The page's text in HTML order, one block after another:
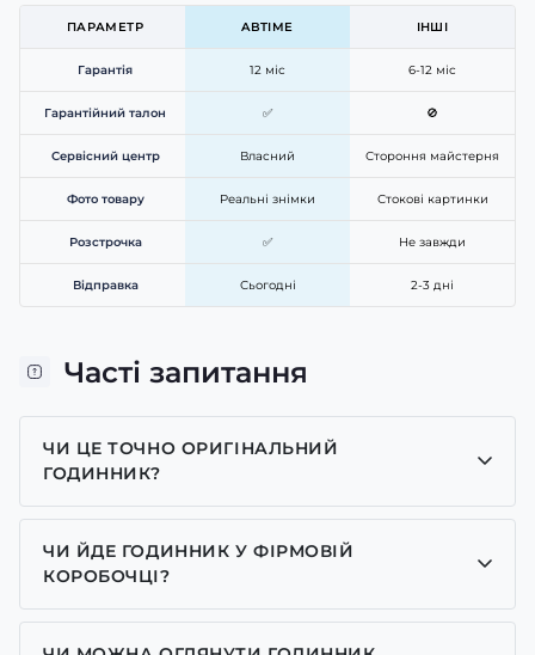
ПАРАМЕТР ABTIME ІНШІ
Гарантія 12 міс 6-12 міс
Гарантійний талон ✅ 🚫
Сервісний центр Власний Стороння майстерня
Фото товару Реальні знімки Стокові картинки
Розстрочка ✅ Не завжди
Відправка Сьогодні 2-3 дні
Часті запитання
ЧИ ЦЕ ТОЧНО ОРИГІНАЛЬНИЙ
ГОДИННИК?
Так, усі годинники у нас лише оригінальні, ми є
представником багатьох брендів.
ЧИ ЙДЕ ГОДИННИК У ФІРМОВІЙ
КОРОБОЧЦІ?
Для годинників бренду Casio, Pagani Design,
GUARDO та GOODYEAR додаємо фірмові